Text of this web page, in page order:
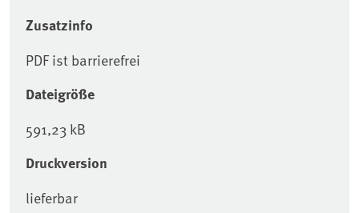
Zusatzinfo
PDF ist barrierefrei
Dateigröße
591,23 kB
Druckversion
lieferbar